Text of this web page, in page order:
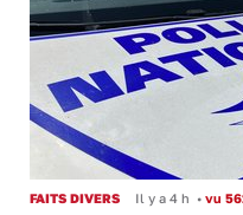
FAITS DIVERS Il y a 4 h • vu